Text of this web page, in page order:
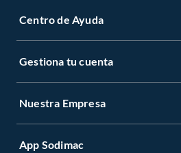
Centro de Ayuda
Servicio al Cliente
Venta a empresas
Gestiona tu cuenta
Gestiona tu cuenta
Nuestra Empresa
Nuestras tiendas
App Sodimac